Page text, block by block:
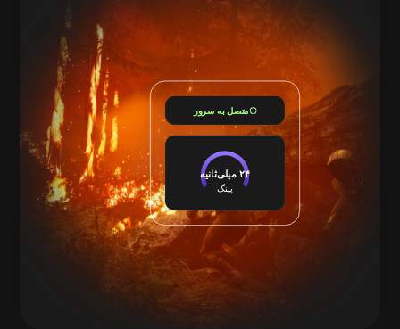
متصل به سرور
۲۴ میلی‌ثانیه
پینگ